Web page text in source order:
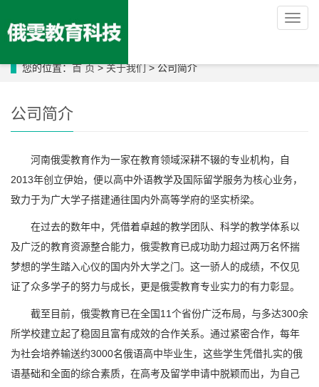
导
航
单
您的位置：首 页>关于我们> 公司简介
公司简介
河南俄雯教育作为一家在教育领域深耕不辍的专业机构，自
2013年创立伊始，便以高中外语教学及国际留学服务为核心业务，
致力于为广大学子搭建通往国内外高等学府的坚实桥梁。
在过去的数年中，凭借着卓越的教学团队、科学的教学体系以
及广泛的教育资源整合能力，俄雯教育已成功助力超过两万名怀揣
梦想的学生踏入心仪的国内外大学之门。这一骄人的成绩，不仅见
证了众多学子的努力与成长，更是俄雯教育专业实力的有力彰显。
截至目前，俄雯教育已在全国11个省份广泛布局，与多达300余
所学校建立起了稳固且富有成效的合作关系。通过紧密合作，每年
为社会培养输送约3000名俄语高中毕业生，这些学生凭借扎实的俄
语基础和全面的综合素质，在高考及留学申请中脱颖而出，为自己